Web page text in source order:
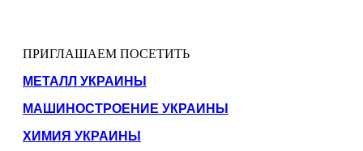
ПРИГЛАШАЕМ ПОСЕТИТЬ
МЕТАЛЛ УКРАИНЫ
МАШИНОСТРОЕНИЕ УКРАИНЫ
ХИМИЯ УКРАИНЫ